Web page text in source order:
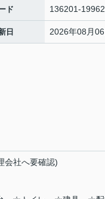
ド 136201-19962
日 2026年08月06
会社へ要確認)